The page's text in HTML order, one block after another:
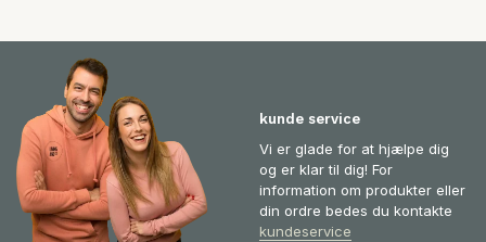
kunde service
Vi er glade for at hjælpe dig
og er klar til dig! For
information om produkter eller
din ordre bedes du kontakte
kundeservice